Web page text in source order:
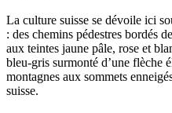
La culture suisse se dévoile ici
: des chemins pédestres bordés
aux teintes jaune pâle, rose et
bleu-gris surmonté d’une flèche
montagnes aux sommets
suisse.